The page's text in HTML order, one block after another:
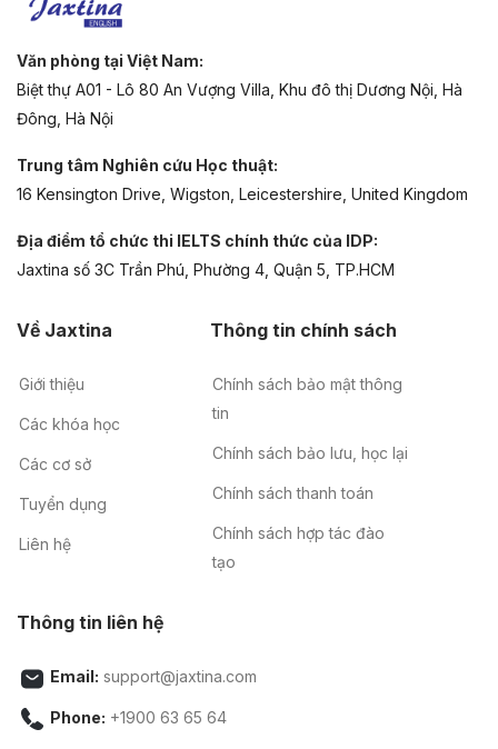
Văn phòng tại Việt Nam:
Biệt thự A01 - Lô 80 An Vượng Villa, Khu đô thị Dương Nội, Hà
Đông, Hà Nội
Trung tâm Nghiên cứu Học thuật:
16 Kensington Drive, Wigston, Leicestershire, United Kingdom
Địa điểm tổ chức thi IELTS chính thức của IDP:
Jaxtina số 3C Trần Phú, Phường 4, Quận 5, TP.HCM
Về Jaxtina
Giới thiệu
Các khóa học
Các cơ sở
Tuyển dụng
Liên hệ
Thông tin chính sách
Chính sách bảo mật thông
tin
Chính sách bảo lưu, học lại
Chính sách thanh toán
Chính sách hợp tác đào
tạo
Thông tin liên hệ
Email: support@jaxtina.com
Phone: +1900 63 65 64